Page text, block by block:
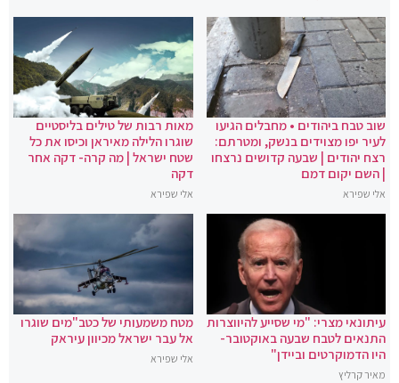
שוב טבח ביהודים • מחבלים הגיעו
לעיר יפו מצוידים בנשק, ומטרתם:
רצח יהודים | שבעה קדושים נרצחו
| השם יקום דמם
אלי שפירא
מאות רבות של טילים בליסטיים
שוגרו הלילה מאיראן וכיסו את כל
שטח ישראל | מה קרה- דקה אחר
דקה
אלי שפירא
עיתונאי מצרי: "מי שסייע להיווצרות
התנאים לטבח שבעה באוקטובר-
היו הדמוקרטים וביידן"
מאיר קרליץ
מטח משמעותי של כטב"מים שוגרו
אל עבר ישראל מכיוון עיראק
אלי שפירא